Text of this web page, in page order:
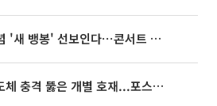
빅뱅, 20주년 기념 '새 뱅봉' 선보인다⋯콘서트 앞두고 팝업 개최
[증시키워드] 반도체 충격 뚫은 개별 호재...포스코퓨처엠·에코프로·한화솔루션 '눈길'